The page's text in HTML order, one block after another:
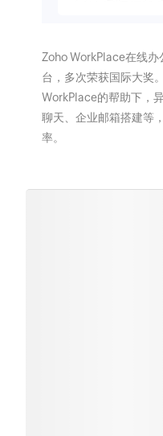
Zoho WorkPlace在线
台，多次荣获国际大奖
WorkPlace的帮助下，
聊天、企业邮箱搭建等
率。